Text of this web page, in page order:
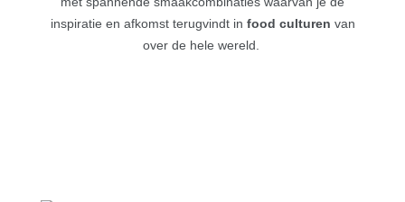
inspiratie en afkomst terugvindt in food culturen van
over de hele wereld.